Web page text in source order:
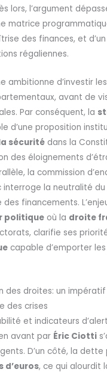
lors, l’argument
matrice
des finances, et
régaliennes.
ambitionne d’investir
avant de
Par conséquent, la
d’une proposition
sécurité dans la
des éloignements
la commission
interroge la neutralité
financements.
politique où la droite
clarifie ses
capable d’emporter
des droites: un
des crises
et indicateurs
avant par Éric Ciotti
D’un côté, la
d’euros, ce qui alourdit